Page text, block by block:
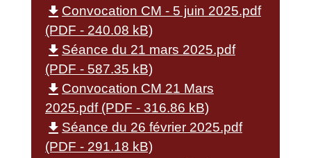
file_download Convocation CM - 5 juin 2025.pdf
(PDF - 240.08 kB)
file_download Séance du 21 mars 2025.pdf
(PDF - 587.35 kB)
file_download Convocation CM 21 Mars
2025.pdf (PDF - 316.86 kB)
file_download Séance du 26 février 2025.pdf
(PDF - 291.18 kB)